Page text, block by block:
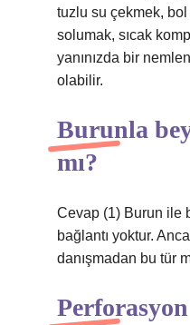
tuzlu su çekmek,
solumak, sıcak
yanınızda bir
olabilir.
Burunla
mı?
Cevap (1) Burun ile
bağlantı yoktur.
danışmadan bu tür
Perforasyon